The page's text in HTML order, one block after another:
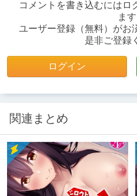
コメントを書き込むにはロ
ます
ユーザー登録（無料）がお
是非ご登録
ログイン
関連まとめ